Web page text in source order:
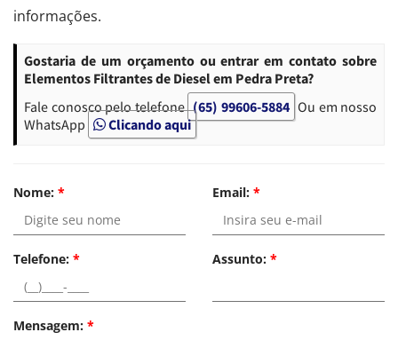
informações.
Gostaria de um orçamento ou entrar em contato sobre
Elementos Filtrantes de Diesel em Pedra Preta?
Fale conosco pelo telefone (65) 99606-5884 Ou em nosso
WhatsApp
Clicando aqui
Nome: * Email: *
Telefone: * Assunto: *
Mensagem: *